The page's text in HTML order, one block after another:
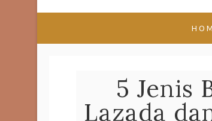
5 Jenis
Lazada